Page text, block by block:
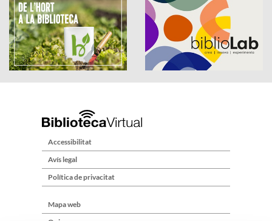
Accessibilitat
Avís legal
Política de privacitat
Mapa web